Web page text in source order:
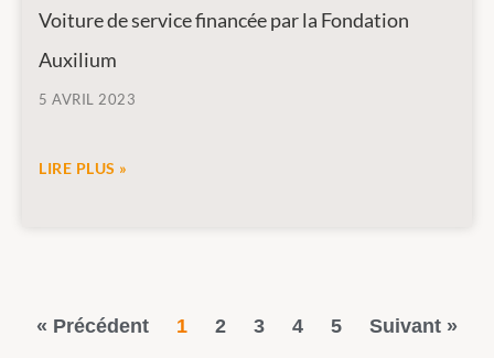
Voiture de service financée par la Fondation
Auxilium
5 AVRIL 2023
LIRE PLUS »
« Précédent 1 2 3 4 5 Suivant »